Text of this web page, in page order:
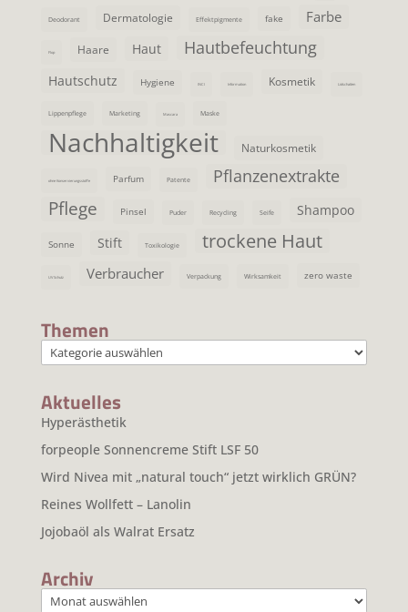
Deodorant Dermatologie Effektpigmente fake Farbe
Flop Haare Haut Hautbefeuchtung
Hautschutz Hygiene INCI Information Kosmetik Lidschatten
Lippenpflege Marketing Mascara Maske
Nachhaltigkeit Naturkosmetik
ohne Konservierungsstoffe Parfum Patente Pflanzenextrakte
Pflege Pinsel Puder Recycling Seife Shampoo
Sonne Stift Toxikologie trockene Haut
UV Schutz Verbraucher Verpackung Wirksamkeit zero waste
Themen
Themen
Aktuelles
Hyperästhetik
forpeople Sonnencreme Stift LSF 50
Wird Nivea mit „natural touch“ jetzt wirklich GRÜN?
Reines Wollfett – Lanolin
Jojobaöl als Walrat Ersatz
Archiv
Archiv